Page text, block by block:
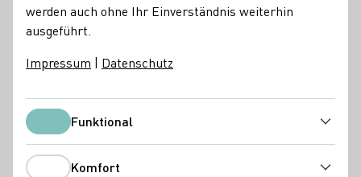
ermöglichen Prozesskosten weiter zu optimieren, um
wettbewerbsfähig zu bleiben.
Branchennews
werden auch ohne Ihr Einverständnis weiterhin
ausgeführt.
Impressum | Datenschutz
FunktionalFunktional
Komfort